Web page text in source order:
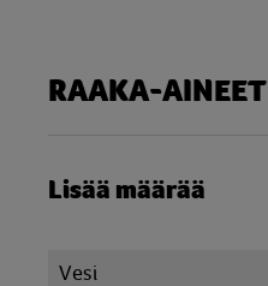
RAAKA-AINEET
Lisää määrää
Vesi